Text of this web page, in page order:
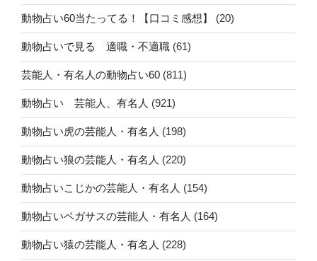
動物占い60当たってる！【口コミ感想】 (20)
動物占いで見る 適職・不適職 (61)
芸能人・有名人の動物占い60 (811)
動物占い 芸能人、有名人 (921)
動物占い虎の芸能人・有名人 (198)
動物占い狼の芸能人・有名人 (220)
動物占いこじかの芸能人・有名人 (154)
動物占いペガサスの芸能人・有名人 (164)
動物占い猿の芸能人・有名人 (228)